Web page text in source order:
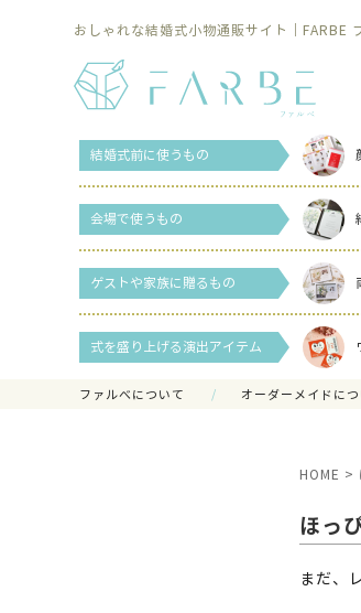
おしゃれな結婚式小物通販サイト｜FARBE
結婚式前に使うもの
会場で使うもの
ゲストや家族に贈るもの
式を盛り上げる演出アイテム
ファルべについて オーダーメイドにつ
HOME
ほっ
まだ、